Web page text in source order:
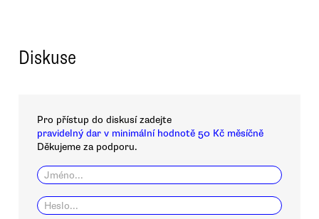
Diskuse
Pro přístup do diskusí zadejte
pravidelný dar v minimální hodnotě 50 Kč měsíčně
Děkujeme za podporu.